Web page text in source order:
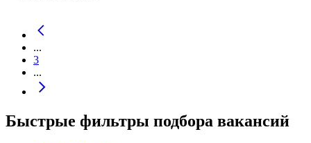
...
3
...
Быстрые фильтры подбора вакансий